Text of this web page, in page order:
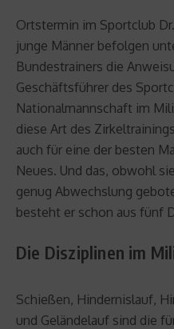
Ortstermin im Sportclub
junge Männer befolgen
Bundestrainers die
Geschäftsführer des
Nationalmannschaft im
diese Art des
auch für eine der besten
Neues. Und das, obwohl
genug Abwechslung
besteht er schon aus fünf
Die Disziplinen im
Schießen, Hindernislauf,
und Geländelauf sind die